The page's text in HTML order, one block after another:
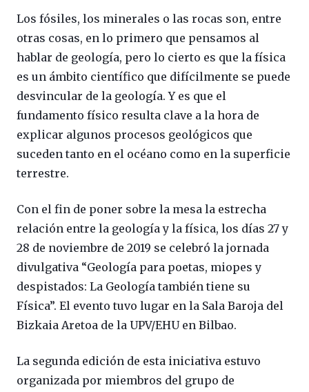
Los fósiles, los minerales o las rocas son, entre
otras cosas, en lo primero que pensamos al
hablar de geología, pero lo cierto es que la física
es un ámbito científico que difícilmente se puede
desvincular de la geología. Y es que el
fundamento físico resulta clave a la hora de
explicar algunos procesos geológicos que
suceden tanto en el océano como en la superficie
terrestre.
Con el fin de poner sobre la mesa la estrecha
relación entre la geología y la física, los días 27 y
28 de noviembre de 2019 se celebró la jornada
divulgativa “Geología para poetas, miopes y
despistados: La Geología también tiene su
Física”. El evento tuvo lugar en la Sala Baroja del
Bizkaia Aretoa de la UPV/EHU en Bilbao.
La segunda edición de esta iniciativa estuvo
organizada por miembros del grupo de